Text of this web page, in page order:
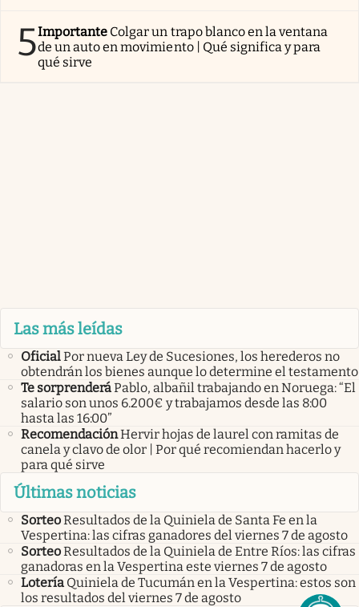
5Importante Colgar un trapo blanco en la ventana
de un auto en movimiento | Qué significa y para
qué sirve
Las más leídas
OficialPor nueva Ley de Sucesiones, los herederos no
obtendrán los bienes aunque lo determine el testamento
Te sorprenderáPablo, albañil trabajando en Noruega: “El
salario son unos 6.200€ y trabajamos desde las 8:00
hasta las 16:00”
RecomendaciónHervir hojas de laurel con ramitas de
canela y clavo de olor | Por qué recomiendan hacerlo y
para qué sirve
Últimas noticias
SorteoResultados de la Quiniela de Santa Fe en la
Vespertina: las cifras ganadores del viernes 7 de agosto
SorteoResultados de la Quiniela de Entre Ríos: las cifras
ganadoras en la Vespertina este viernes 7 de agosto
Lotería Quiniela de Tucumán en la Vespertina: estos son
los resultados del viernes 7 de agosto